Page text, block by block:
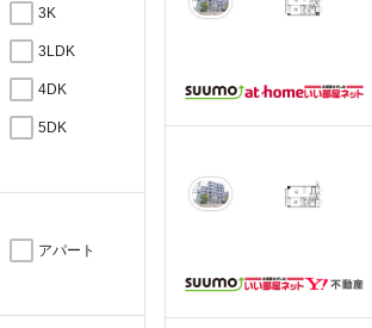
3K
3LDK
4DK
5DK
アパート